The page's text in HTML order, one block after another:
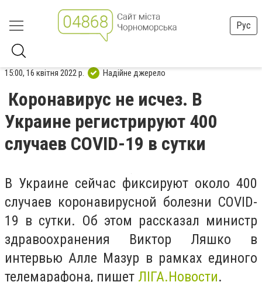
Рус
15:00, 16 квітня 2022 р. Надійне джерело
Коронавирус не исчез. В
Украине регистрируют 400
случаев COVID-19 в сутки
В Украине сейчас фиксируют около 400
случаев коронавирусной болезни COVID-
19 в сутки. Об этом рассказал министр
здравоохранения Виктор Ляшко в
интервью Алле Мазур в рамках единого
телемарафона, пишет ЛIГА.Новости.